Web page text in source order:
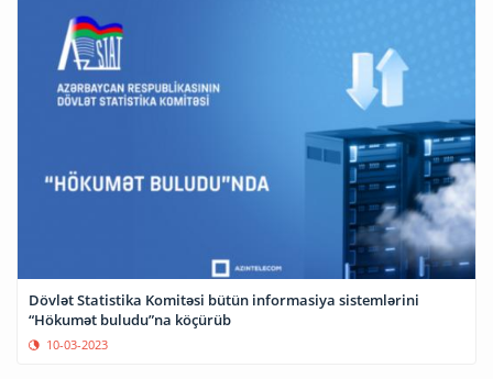
Dövlət Statistika Komitəsi bütün informasiya sistemlərini
“Hökumət buludu”na köçürüb
10-03-2023